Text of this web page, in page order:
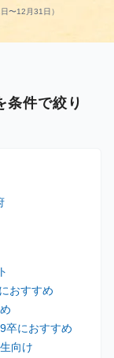
〜12月31日）
条件で絞り
おすすめ
卒におすすめ
向け